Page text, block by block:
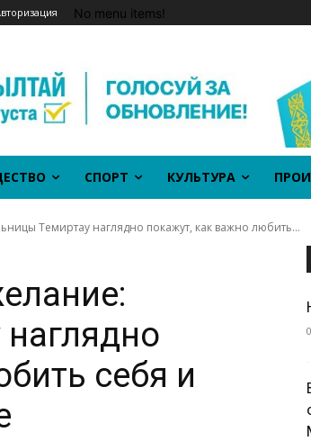
No menu items!
СПОРТ КУЛЬТУРА
Темиртау наглядно покажут, как важно любить...
себя и